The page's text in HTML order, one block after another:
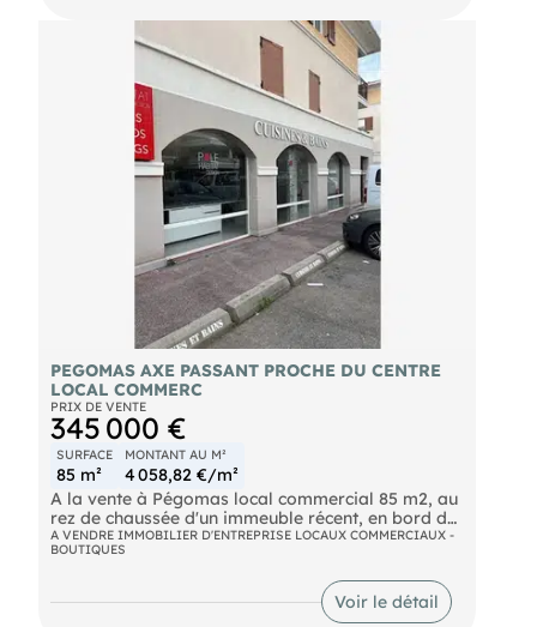
Cette annonce vous est proposée par TIBIER
- N°RSAC: 440 891 729 , Enregistré à de GRASSE
PEGOMAS AXE PASSANT PROCHE DU CENTRE
LOCAL COMMERC
PRIX DE VENTE
345 000 €
SURFACE
85 m²
MONTANT AU M²
4 058,82 €/m²
A la vente à Pégomas local commercial 85 m2, au
rez de chaussée d'un immeuble récent, en bord de
route départementale, proche centre village,
parkings et collège. Ce bien offre la possibilité
d'être divisé en deux locaux commerciaux
distincts, permettant différentes configurations
selon votre activité. Il conviendra parfaitement
A VENDRE IMMOBILIER D'ENTREPRISE LOCAUX COMMERCIAUX -
BOUTIQUES
Voir le détail